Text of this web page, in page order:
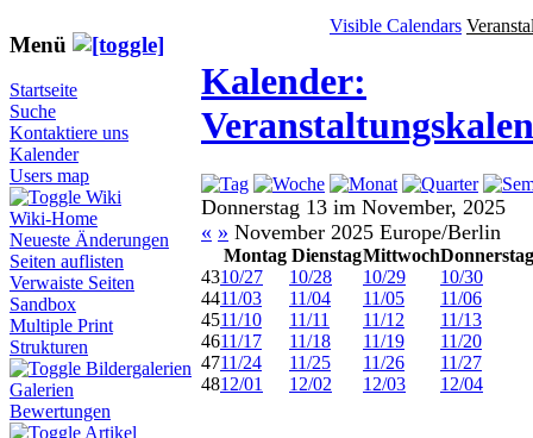
Menü
Startseite
Suche
Kontaktiere uns
Kalender
Users map
Wiki
Wiki-Home
Neueste Änderungen
Seiten auflisten
Verwaiste Seiten
Sandbox
Multiple Print
Strukturen
Bildergalerien
Galerien
Bewertungen
Artikel
Visible Calendars
Kalender:
Donnerstag 13 im November, 2025
« » November 2025 Europe/Berlin
Montag DienstagMittwochDonnerstag
4310/27 10/28 10/29
10/30
4411/03 11/04 11/05
11/06
4511/10 11/11 11/12
11/13
4611/17 11/18 11/19
11/20
4711/24 11/25 11/26
11/27
4812/01 12/02 12/03 12/04